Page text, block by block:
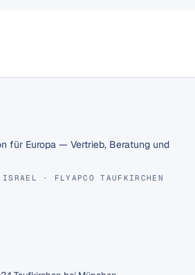
für Europa — Vertrieb, Beratung und
· FLYAPCO TAUFKIRCHEN